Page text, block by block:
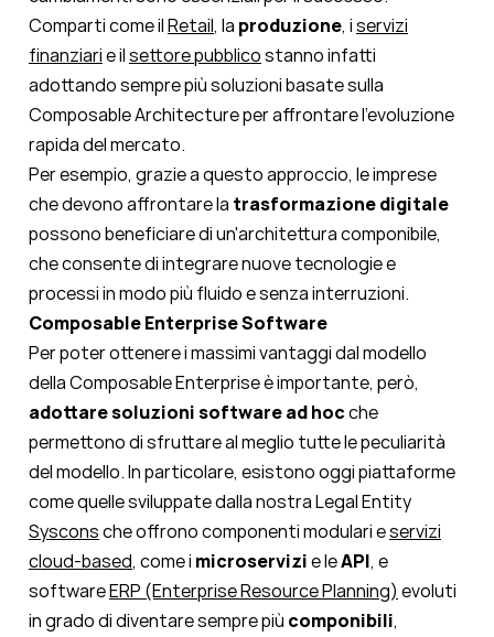
Comparti come ilRetail, la produzione, iservizi
finanziarie ilsettore pubblicostanno infatti
adottando sempre più soluzioni basate sulla
Composable Architecture per affrontare l'evoluzione
rapida del mercato.
Per esempio, grazie a questo approccio, le imprese
che devono affrontare la trasformazione digitale
possono beneficiare di un'architettura componibile,
che consente di integrare nuove tecnologie e
processi in modo più fluido e senza interruzioni.
Composable Enterprise Software
Per poter ottenere i massimi vantaggi dal modello
della Composable Enterpriseè importante, però,
adottare soluzioni software ad hocche
permettono di sfruttare al meglio tutte le peculiarità
del modello. In particolare, esistono oggi piattaforme
come quelle sviluppate dalla nostra Legal Entity
Sysconsche offrono componenti modulari eservizi
cloud-based, come i microservizie leAPI, e
softwareERP (Enterprise Resource Planning) evoluti
in grado di diventare sempre più componibili,